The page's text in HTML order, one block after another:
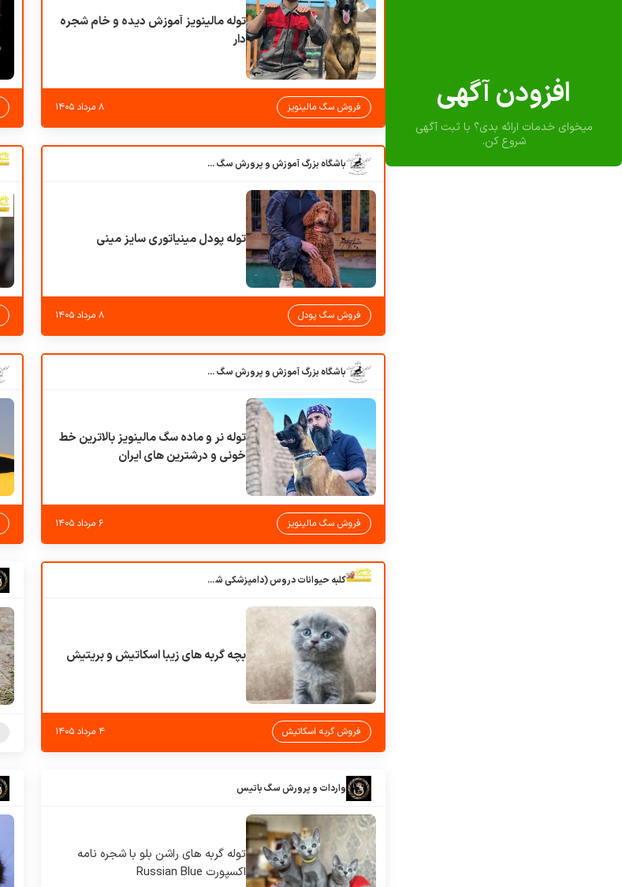
افزودن آگهی
میخوای خدمات ارائه بدی؟ با ثبت آگهی
شروع کن.
توله مالینویز آموزش دیده و خام شجره
دار
فروش سگ مالینویز ۸ مرداد ۱۴۰۵
باشگاه بزرگ آموزش و پرورش سگ کوهرج کنل
توله پودل مینیاتوری سایز مینی
فروش سگ پودل ۸ مرداد ۱۴۰۵
باشگاه بزرگ آموزش و پرورش سگ کوهرج کنل
توله نر و ماده سگ مالینویز بالاترین خط
خونی و درشترین های ایران
فروش سگ مالینویز ۶ مرداد ۱۴۰۵
کلبه حیوانات دروس (دامپزشکی شهرزاد)
بچه گربه های زیبا اسکاتیش و بریتیش
فروش گربه اسکاتیش ۴ مرداد ۱۴۰۵
واردات و پرورش سگ باتیس
توله گربه های راشن بلو با شجره نامه
اکسپورت Russian Blue